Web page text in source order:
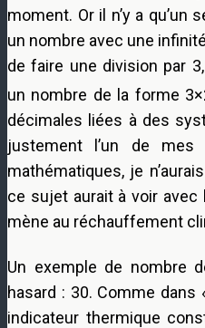
moment. Or il n’y a qu’un
un nombre avec une
de faire une division par
un nombre de la forme
décimales liées à des
justement l’un de
mathématiques, je
ce sujet aurait à voir
mène au réchauffement
Un exemple de nombre
hasard : 30. Comme dans
indicateur thermique